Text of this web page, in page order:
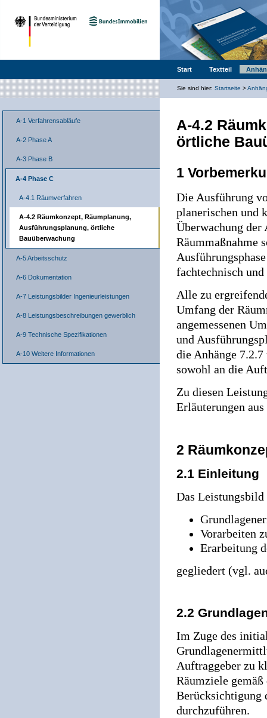
Start Textteil
Sie sind hier: Startseite >
A-1 Verfahrensabläufe
A-2 Phase A
A-3 Phase B
A-4 Phase C
A-4.1 Räumverfahren
A-4.2 Räumkonzept, Räumplanung,
Ausführungsplanung, örtliche
Bauüberwachung
A-5 Arbeitsschutz
A-6 Dokumentation
A-7 Leistungsbilder Ingenieurleistungen
A-8 Leistungsbeschreibungen gewerblich
A-9 Technische Spezifikationen
A-10 Weitere Informationen
A-4.2
örtliche
1
Die Ausführung
planerischen und
Überwachung der
Räummaßnahme
fachtechnisch
Alle zu
Umfang der
angemessenen
und
die Anhänge
sowohl an die
Zu diesen
Erläuterungen
2
2.1 Einleitung
Das
Vorarbeiten
Erarbeitung
gegliedert (vgl.
2.2
Im Zuge des
Auftraggeber zu
Räumziele
Berücksichtigung
durchzuführen.